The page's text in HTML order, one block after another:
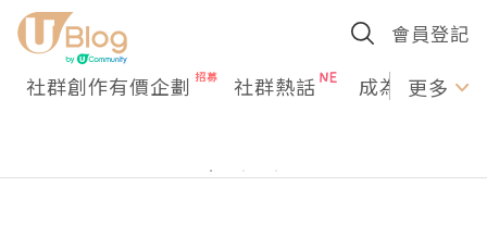
會員登記
社群創作有價企劃 社群熱話 成為U更多